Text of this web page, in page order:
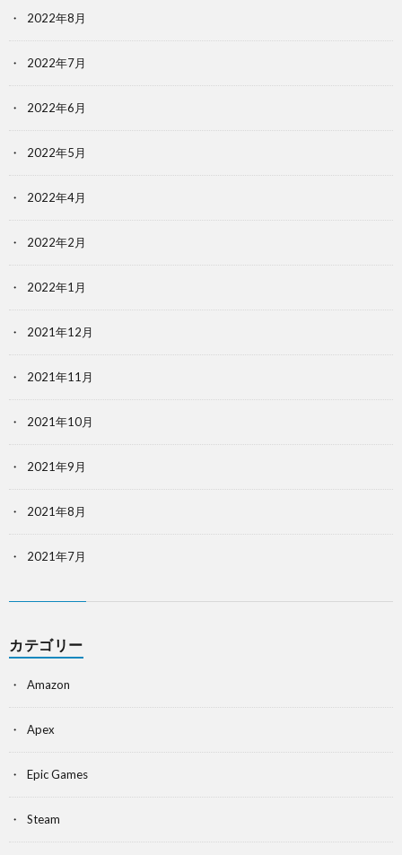
2022年8月
2022年7月
2022年6月
2022年5月
2022年4月
2022年2月
2022年1月
2021年12月
2021年11月
2021年10月
2021年9月
2021年8月
2021年7月
カテゴリー
Amazon
Apex
Epic Games
Steam